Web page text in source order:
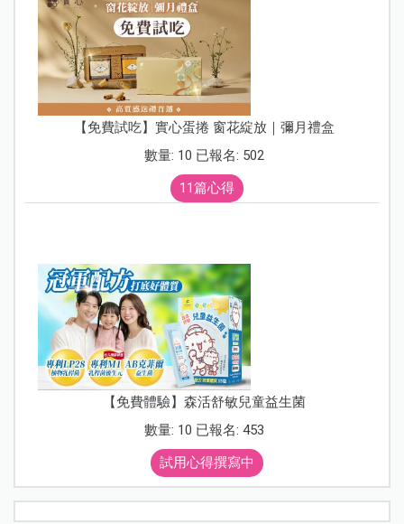
【免費試吃】實心蛋捲 窗花綻放｜彌月禮盒
數量: 10 已報名: 502
11篇心得
【免費體驗】森活舒敏兒童益生菌
數量: 10 已報名: 453
試用心得撰寫中